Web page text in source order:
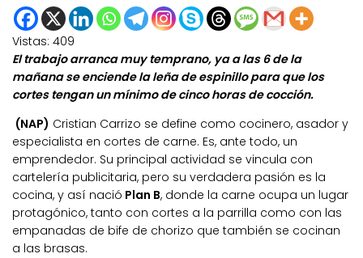
Vistas: 409
El trabajo arranca muy temprano, ya a las 6 de la
mañana se enciende la leña de espinillo para que los
cortes tengan un mínimo de cinco horas de cocción.
(NAP) Cristian Carrizo se define como cocinero, asador y
especialista en cortes de carne. Es, ante todo, un
emprendedor. Su principal actividad se vincula con
cartelería publicitaria, pero su verdadera pasión es la
cocina, y así nació Plan B, donde la carne ocupa un lugar
protagónico, tanto con cortes a la parrilla como con las
empanadas de bife de chorizo que también se cocinan
a las brasas.